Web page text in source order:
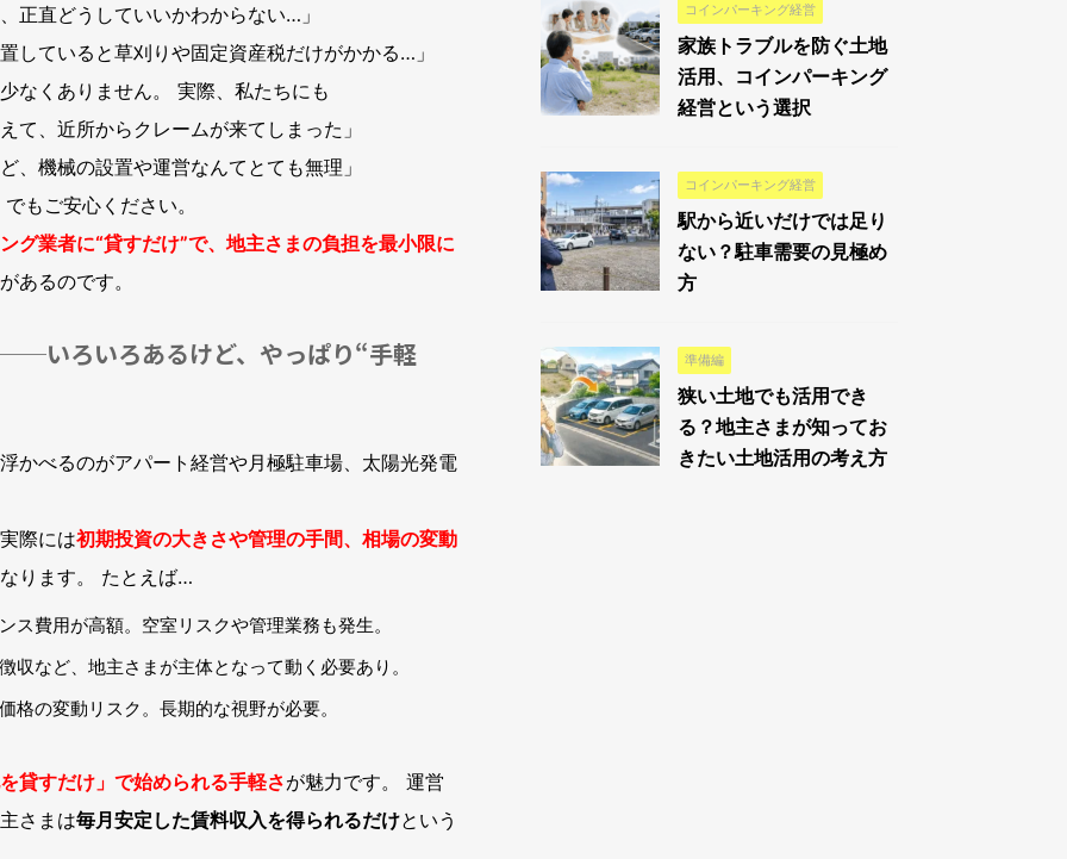
正直どうしていいかわからない…」
していると草刈りや固定資産税だけがかかる…」
なくありません。 実際、私たちにも
て、近所からクレームが来てしまった」
、機械の設置や運営なんてとても無理」
もご安心ください。
グ業者に“貸すだけ”で、地主さまの負担を最小限に
があるのです。
いろいろあるけど、やっぱり“手軽
かべるのがアパート経営や月極駐車場、太陽光発電
際には初期投資の大きさや管理の手間、相場の変動
ります。 たとえば…
ス費用が高額。空室リスクや管理業務も発生。
収など、地主さまが主体となって動く必要あり。
格の変動リスク。長期的な視野が必要。
貸すだけ」で始められる手軽さが魅力です。 運営
さまは毎月安定した賃料収入を得られるだけという
コインパーキング経営
家族トラブルを防ぐ土地
活用、コインパーキング
経営という選択
コインパーキング経営
駅から近いだけでは足り
ない？駐車需要の見極め
方
準備編
狭い土地でも活用でき
る？地主さまが知ってお
きたい土地活用の考え方